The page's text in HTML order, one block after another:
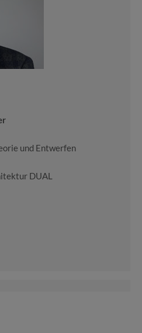
und Entwerfen
DUAL